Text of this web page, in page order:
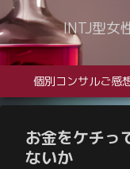
INTJ型女
個別コンサルご感
お金をケチっ
ないか